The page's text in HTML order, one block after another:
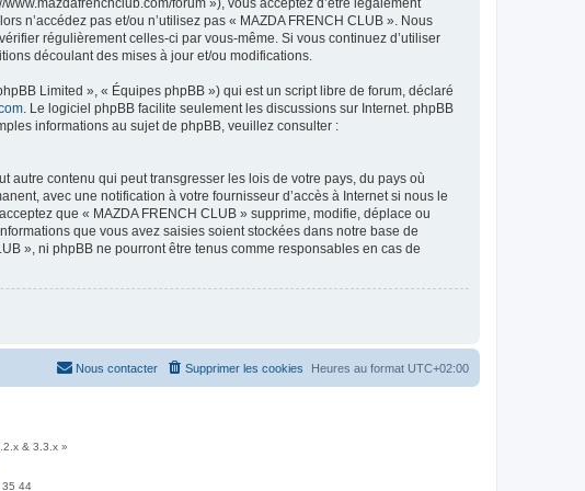
forum »), vous acceptez d’être légalement
n’accédez pas et/ou n’utilisez pas « MAZDA FRENCH CLUB ». Nous
régulièrement celles-ci par vous-même. Si vous continuez d’utiliser
découlant des mises à jour et/ou modifications.
Limited », « Équipes phpBB ») qui est un script libre de forum, déclaré
. Le logiciel phpBB facilite seulement les discussions sur Internet. phpBB
informations au sujet de phpBB, veuillez consulter :
autre contenu qui peut transgresser les lois de votre pays, du pays où
avec une notification à votre fournisseur d’accès à Internet si nous le
que « MAZDA FRENCH CLUB » supprime, modifie, déplace ou
que vous avez saisies soient stockées dans notre base de
», ni phpBB ne pourront être tenus comme responsables en cas de
Heures au format UTC+02:00
Supprimer les cookies
Nous contacter
& 3.3.x »
35 44